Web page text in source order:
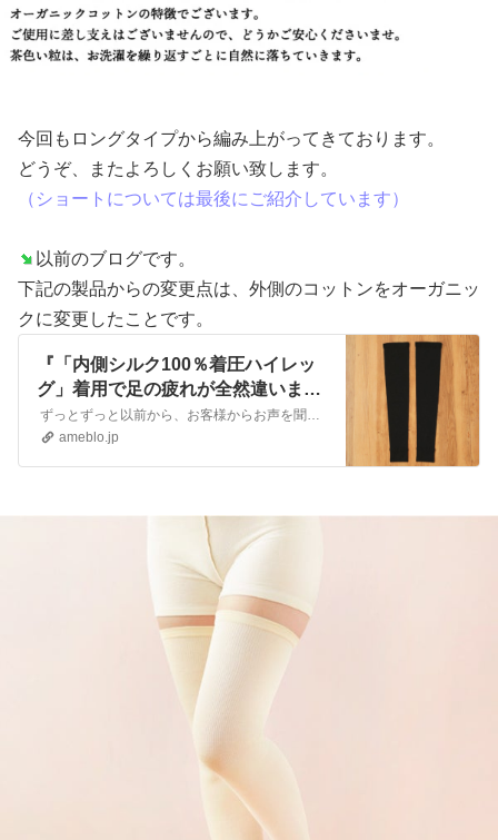
今回もロングタイプから編み上がってきております。
どうぞ、またよろしくお願い致します。
（ショートについては最後にご紹介しています）
以前のブログです。
下記の製品からの変更点は、外側のコットンをオーガニッ
クに変更したことです。
『「内側シルク100％着圧ハイレッ
グ」着用で足の疲れが全然違いま
す！！』
ずっとずっと以前から、お客様からお声を聞かせて頂いておりました。一般的には化繊製品しか無い着圧レッグをシルクや天然繊維で作って欲しいというご要望です。 今回…
ameblo.jp